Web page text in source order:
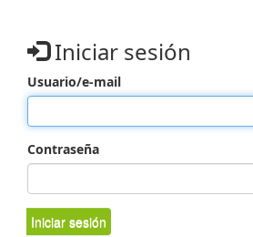
Iniciar sesión
Usuario/e-mail
Contraseña
Iniciar sesión